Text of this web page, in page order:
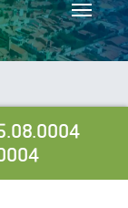
Toggle